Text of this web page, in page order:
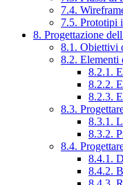
7.4.
7.5. Prototipi
8. Progettazione
8.1. Obiettivi
8.2. Elementi
8.2.1.
8.2.2.
8.2.3.
8.3.
8.3.1.
8.3.2.
8.4.
8.4.1.
8.4.2.